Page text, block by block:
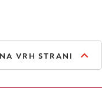
NA VRH STRANI